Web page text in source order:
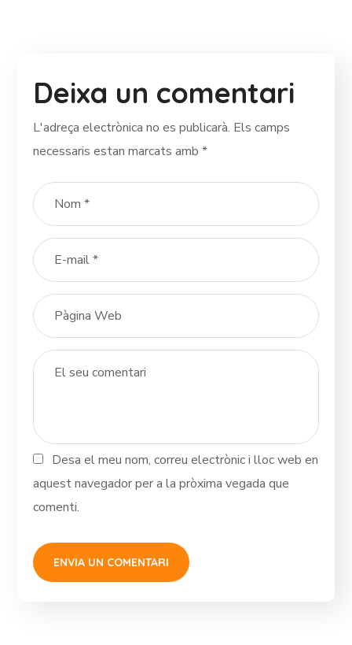
Deixa un comentari
L'adreça electrònica no es publicarà. Els camps
necessaris estan marcats amb*
Desa el meu nom, correu electrònic i lloc web en
aquest navegador per a la pròxima vegada que
comenti.